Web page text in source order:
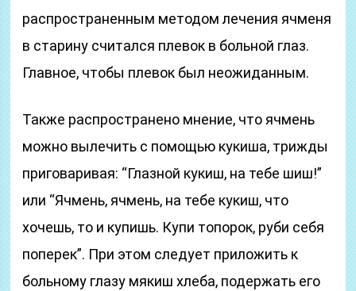
распространенным методом лечения ячменя
в старину считался плевок в больной глаз.
Главное, чтобы плевок был неожиданным.
Также распространено мнение, что ячмень
можно вылечить с помощью кукиша, трижды
приговаривая: “Глазной кукиш, на тебе шиш!”
или “Ячмень, ячмень, на тебе кукиш, что
хочешь, то и купишь. Купи топорок, руби себя
поперек”. При этом следует приложить к
больному глазу мякиш хлеба, подержать его